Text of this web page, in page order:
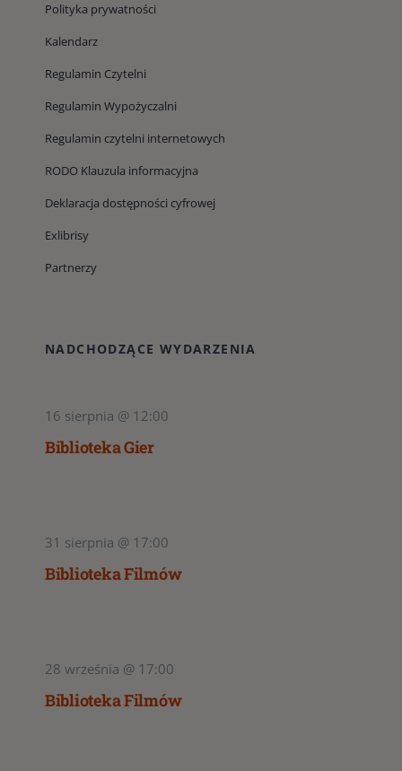
Polityka prywatności
Kalendarz
Regulamin Czytelni
Regulamin Wypożyczalni
Regulamin czytelni internetowych
RODO Klauzula informacyjna
Deklaracja dostępności cyfrowej
Exlibrisy
Partnerzy
NADCHODZĄCE WYDARZENIA
16 sierpnia @ 12:00
Biblioteka Gier
31 sierpnia @ 17:00
Biblioteka Filmów
28 września @ 17:00
Biblioteka Filmów